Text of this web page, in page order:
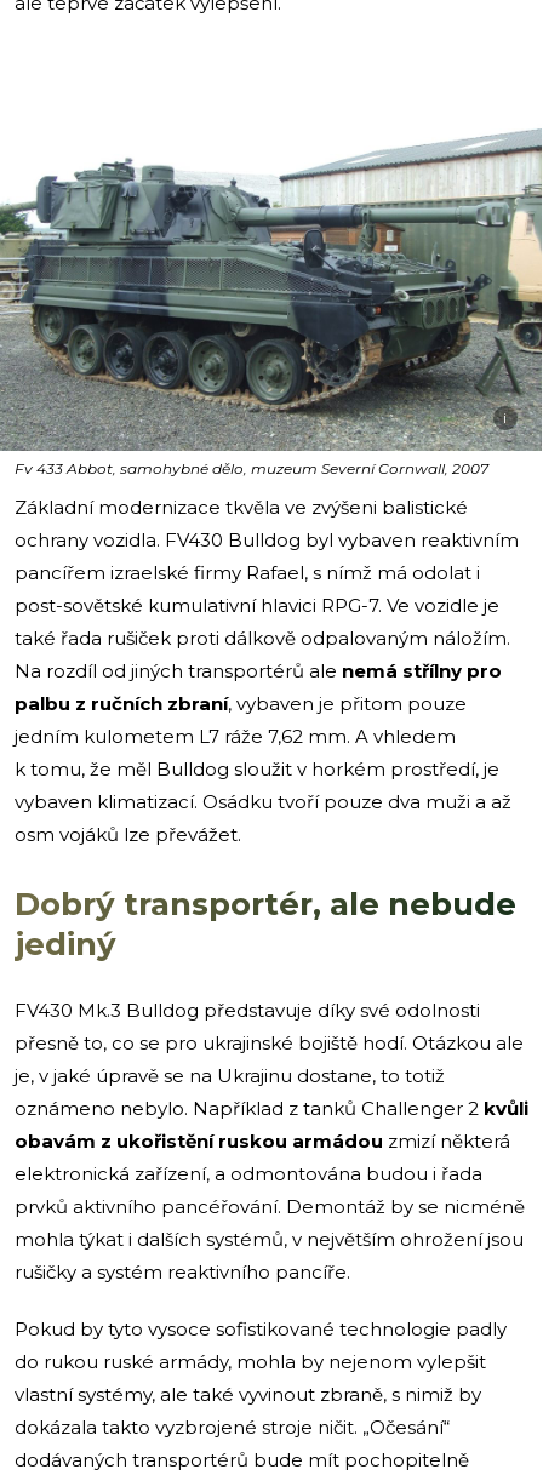
i
Fv 433 Abbot, samohybné dělo, muzeum Severní Cornwall, 2007
Základní modernizace tkvěla ve zvýšeni balistické
ochrany vozidla. FV430 Bulldog byl vybaven reaktivním
pancířem izraelské firmy Rafael, s nímž má odolat i
post-sovětské kumulativní hlavici RPG-7. Ve vozidle je
také řada rušiček proti dálkově odpalovaným náložím.
Na rozdíl od jiných transportérů ale nemá střílny pro
palbu z ručních zbraní, vybaven je přitom pouze
jedním kulometem L7 ráže 7,62 mm. A vhledem
k tomu, že měl Bulldog sloužit v horkém prostředí, je
vybaven klimatizací. Osádku tvoří pouze dva muži a až
osm vojáků lze převážet.
Dobrý transportér, ale nebude
jediný
FV430 Mk.3 Bulldog představuje díky své odolnosti
přesně to, co se pro ukrajinské bojiště hodí. Otázkou ale
je, v jaké úpravě se na Ukrajinu dostane, to totiž
oznámeno nebylo. Například z tanků Challenger 2 kvůli
obavám z ukořistění ruskou armádou zmizí některá
elektronická zařízení, a odmontována budou i řada
prvků aktivního pancéřování. Demontáž by se nicméně
mohla týkat i dalších systémů, v největším ohrožení jsou
rušičky a systém reaktivního pancíře.
Pokud by tyto vysoce sofistikované technologie padly
do rukou ruské armády, mohla by nejenom vylepšit
vlastní systémy, ale také vyvinout zbraně, s nimiž by
dokázala takto vyzbrojené stroje ničit. „Očesání“
dodávaných transportérů bude mít pochopitelně